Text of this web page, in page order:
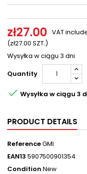
zł27.00
(zł27.00 SZT.)
VAT
Wysyłka w ciągu 3 dni
Quantity
 Wysyłka w ciągu 3
PRODUCT DETAILS
ReferenceGMI
EAN13 5907500901354
Condition New